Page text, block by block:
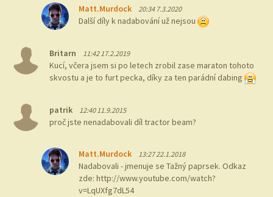
Matt.Murdock 20:34 7.3.2020
Další díly k nadabování už nejsou
Britarn 11:42 17.2.2019
Kucí, včera jsem si po letech zrobil zase maraton tohoto
skvostu a je to furt pecka, díky za ten parádní dabing
patrik 12:40 11.9.2015
proč jste nenadabovali díl tractor beam?
Matt.Murdock 13:27 22.1.2018
Nadabovali - jmenuje se Tažný paprsek. Odkaz
zde: http://www.youtube.com/watch?
v=LqUXfg7dL54